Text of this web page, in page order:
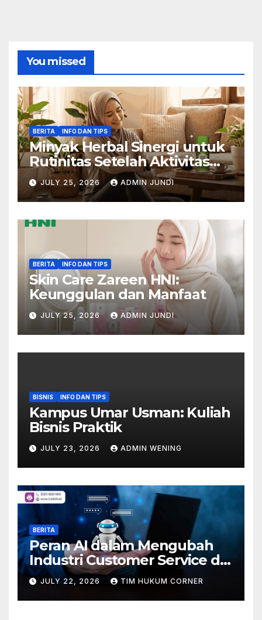
You missed
BERITA INFO DAN TIPS
Minyak Herbal Sinergi untuk
Rutinitas Setelah Aktivitas
Padat
JULY 25, 2026 ADMIN JUNDI
BERITA INFO DAN TIPS
Skin Care Zareen HNI:
Keunggulan dan Manfaat
JULY 25, 2026 ADMIN JUNDI
BISNIS INFO DAN TIPS
Kampus Umar Usman: Kuliah
Bisnis Praktik
JULY 23, 2026 ADMIN WENING
BERITA
Peran AI dalam Mengubah
Industri Customer Service di
Indonesia
JULY 22, 2026 TIM HUKUM CORNER